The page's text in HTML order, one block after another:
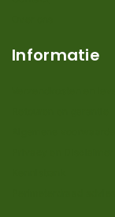
Informatie